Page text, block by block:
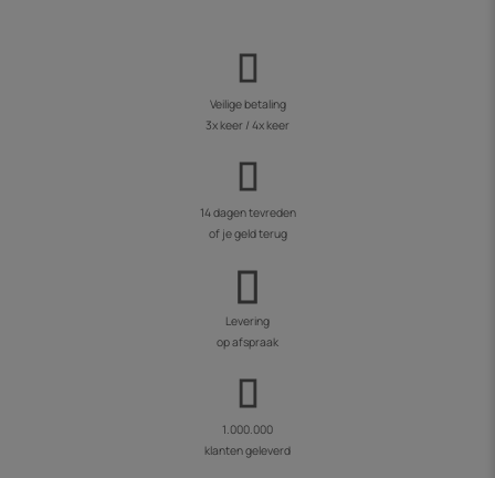
Veilige betaling
3x keer / 4x keer
14 dagen tevreden
of je geld terug
Levering
op afspraak
1.000.000
klanten geleverd